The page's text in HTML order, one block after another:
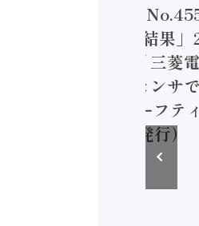
トメーション新聞
実態調査二次集計結果
加価値額86兆円 / 三菱
コン AIビジョンセンサ
安全に動かすセーフテ
（2026年8月5日発行）